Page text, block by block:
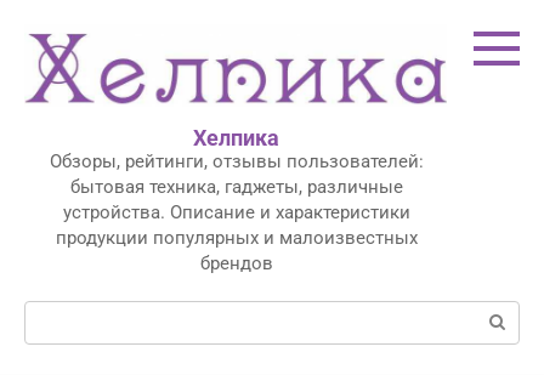
контенту
Хелпика
Обзоры, рейтинги, отзывы пользователей:
бытовая техника, гаджеты, различные
устройства. Описание и характеристики
продукции популярных и малоизвестных
брендов
Поиск: